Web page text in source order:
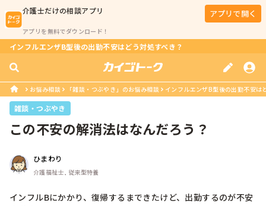
介護士だけの相談アプリ
アプリを無料でダウンロード！
アプリで開く
インフルエンザB型後の出勤不安はどう対処すべき？
お悩み相談 「雑談・つぶやき」のお悩み相談 インフルエンザB型後の出勤不安は
雑談・つぶやき
この不安の解消法はなんだろう？
ひまわり
介護福祉士, 従来型特養
インフルBにかかり、復帰するまできたけど、出勤するのが不安